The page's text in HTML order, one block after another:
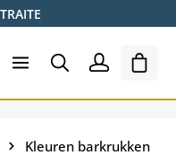
Kleuren barkrukken